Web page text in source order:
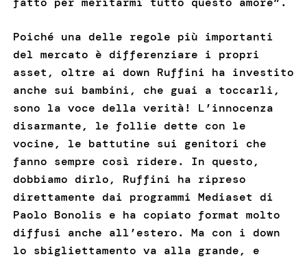
Poiché una delle regole più importanti
del mercato è differenziare i propri
asset, oltre ai down Ruffini ha investito
anche sui bambini, che guai a toccarli,
sono la voce della verità! L’innocenza
disarmante, le follie dette con le
vocine, le battutine sui genitori che
fanno sempre così ridere. In questo,
dobbiamo dirlo, Ruffini ha ripreso
direttamente dai programmi Mediaset di
Paolo Bonolis e ha copiato format molto
diffusi anche all’estero. Ma con i down
lo sbigliettamento va alla grande, e